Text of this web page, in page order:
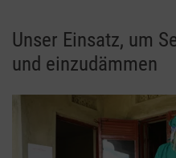
Unser Einsatz, um
und einzudämmen